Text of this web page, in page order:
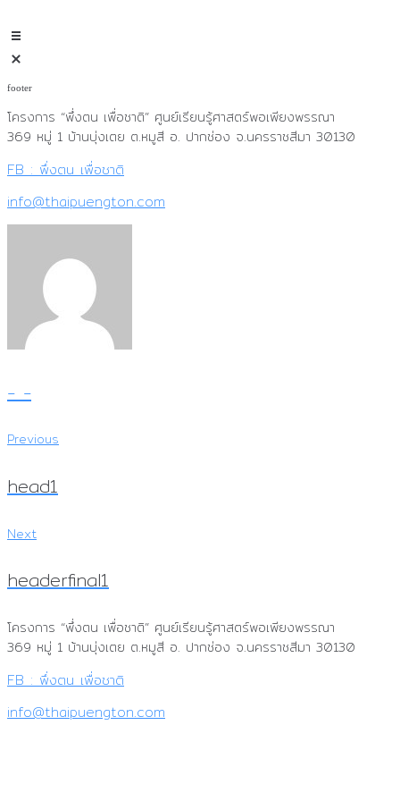
to
content
footer
โครงการ “พึ่งตน เพื่อชาติ” ศูนย์เรียนรู้ศาสตร์พอเพียงพรรณา
369 หมู่ 1 บ้านบุ่งเตย ต.หมูสี อ. ปากช่อง จ.นครราชสีมา 30130
FB : พึ่งตน เพื่อชาติ
info@thaipuengton.com
- -
แนะแนว
เรื่อง
Previous
Previous
head1
Next
Next
headerfinal1
โครงการ “พึ่งตน เพื่อชาติ” ศูนย์เรียนรู้ศาสตร์พอเพียงพรรณา
369 หมู่ 1 บ้านบุ่งเตย ต.หมูสี อ. ปากช่อง จ.นครราชสีมา 30130
FB : พึ่งตน เพื่อชาติ
info@thaipuengton.com